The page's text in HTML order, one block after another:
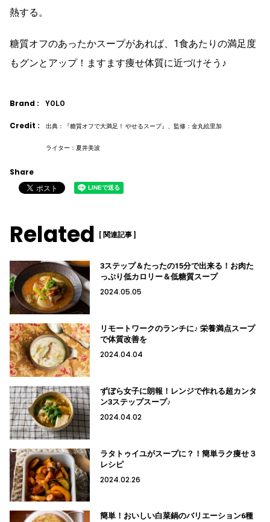
熱する。
糖質オフのあったかスープがあれば、1食あたりの満足度
もグンとアップ！ますます痩せ体質に近づけそう♪
Brand : YOLO
Credit : 出典：『糖質オフで大満足！ やせるスープ』、監修：金丸絵里加
ライター：夏井美波
Share
Related [ 関連記事 ]
3ステップ＆たったの15分で出来る！お肉た
っぷり低カロリー＆低糖質スープ
2024.05.05
リモートワークのランチに♪ 栄養満点スープ
で体質改善を
2024.04.04
ずぼら女子に朗報！レンジで作れる超カンタ
ン3ステップスープ♪
2024.04.02
ラタトゥイユがスープに？！簡単ラク痩せ３
レシピ
2024.02.26
簡単！おいしい白菜鍋のバリエーション6種